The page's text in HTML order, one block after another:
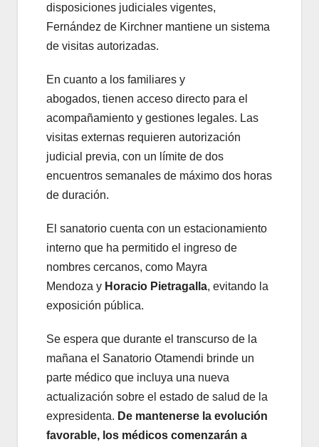
disposiciones judiciales vigentes,
Fernández de Kirchner mantiene un sistema
de visitas autorizadas.
En cuanto a los familiares y
abogados, tienen acceso directo para el
acompañamiento y gestiones legales. Las
visitas externas requieren autorización
judicial previa, con un límite de dos
encuentros semanales de máximo dos horas
de duración.
El sanatorio cuenta con un estacionamiento
interno que ha permitido el ingreso de
nombres cercanos, como Mayra
Mendoza y Horacio Pietragalla, evitando la
exposición pública.
Se espera que durante el transcurso de la
mañana el Sanatorio Otamendi brinde un
parte médico que incluya una nueva
actualización sobre el estado de salud de la
expresidenta. De mantenerse la evolución
favorable, los médicos comenzarán a